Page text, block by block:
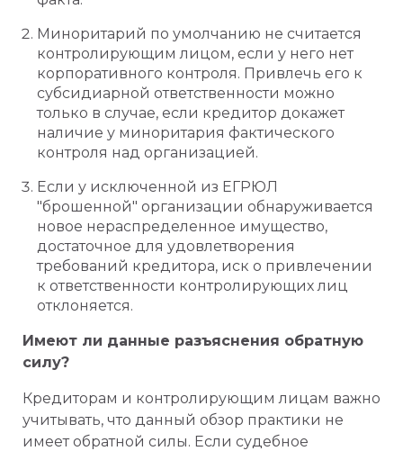
Миноритарий по умолчанию не считается
контролирующим лицом, если у него нет
корпоративного контроля. Привлечь его к
субсидиарной ответственности можно
только в случае, если кредитор докажет
наличие у миноритария фактического
контроля над организацией.
Если у исключенной из ЕГРЮЛ
"брошенной" организации обнаруживается
новое нераспределенное имущество,
достаточное для удовлетворения
требований кредитора, иск о привлечении
к ответственности контролирующих лиц
отклоняется.
Имеют ли данные разъяснения обратную
силу?
Кредиторам и контролирующим лицам важно
учитывать, что данный обзор практики не
имеет обратной силы. Если судебное